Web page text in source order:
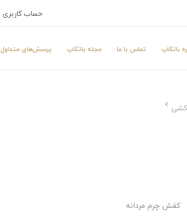
حساب کاربری
باتکاپ تماس با ما مجله باتکاپ پرسش‌های متداول
کشی
کفش چرم مردانه